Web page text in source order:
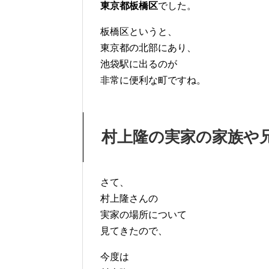
東京都板橋区でした。
板橋区というと、
東京都の北部にあり、
池袋駅に出るのが
非常に便利な町ですね。
村上隆の実家の家族や
さて、
村上隆さんの
実家の場所について
見てきたので、
今度は